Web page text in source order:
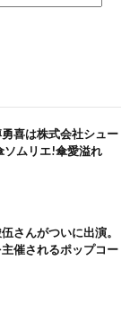
喜は株式会社シュー
ムリエ!傘愛溢れ
さんがついに出演。
催されるポップコー